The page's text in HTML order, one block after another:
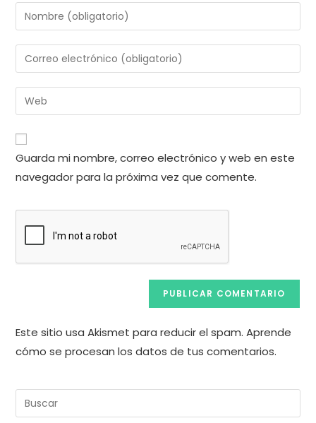
Introduce
tu
nombre
de
usuario
para
comentar
Introduce
tu
dirección
de
electrónico
para
comentar
Introduce
la
URL
de
tu
web
Guarda mi nombre, correo electrónico y web en este
navegador para la próxima vez que comente.
Este sitio usa Akismet para reducir el spam.Aprende
cómo se procesan los datos de tus comentarios.